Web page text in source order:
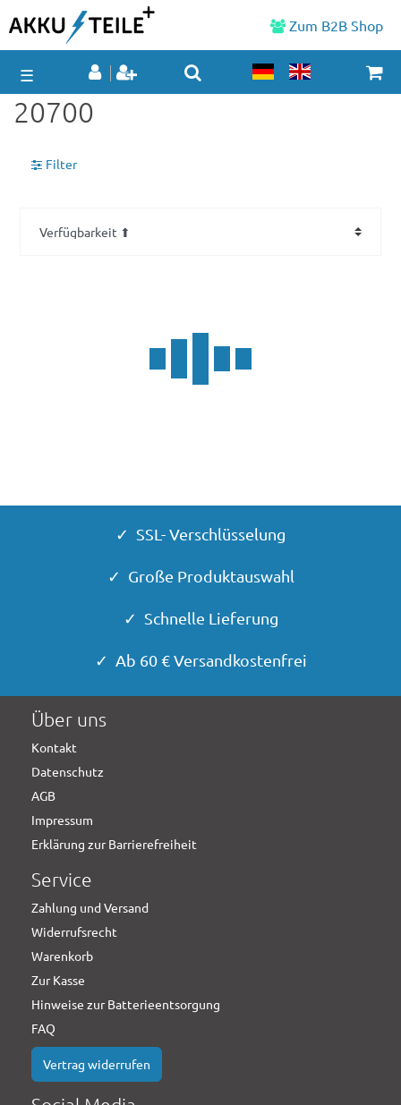
Zum B2B Shop
☰
20700
Filter
✓ SSL- Verschlüsselung
✓ Große Produktauswahl
✓ Schnelle Lieferung
✓ Ab 60 € Versandkostenfrei
Über uns
Kontakt
Datenschutz
AGB
Impressum
Erklärung zur Barrierefreiheit
Service
Zahlung und Versand
Widerrufsrecht
Warenkorb
Zur Kasse
Hinweise zur Batterieentsorgung
FAQ
Vertrag widerrufen